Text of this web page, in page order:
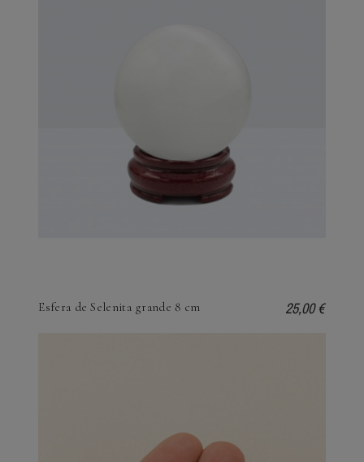
Esfera de Selenita grande 8 cm 25,00 €